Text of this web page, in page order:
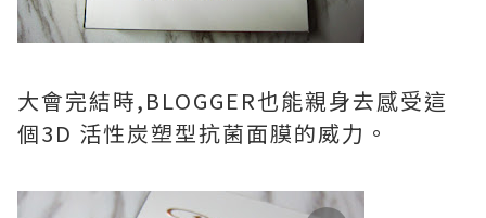
大會完結時,BLOGGER也能親身去感受這
個3D 活性炭塑型抗菌面膜的威力。